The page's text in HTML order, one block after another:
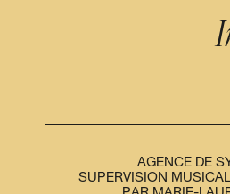
AGENCE DE
SUPERVISION